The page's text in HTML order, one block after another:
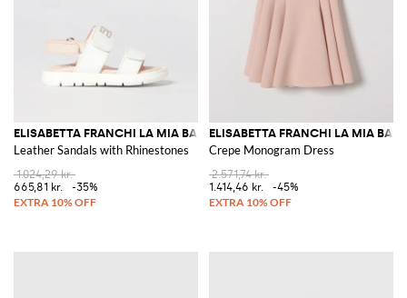
ELISABETTA FRANCHI LA MIA BAMBINA
Leather Sandals with Rhinestones
1.024,29 kr.
665,81 kr.
-35%
ELISABETTA FRANCHI LA MIA
Crepe Monogram Dress
2.571,74 kr.
1.414,46 kr.
-45%